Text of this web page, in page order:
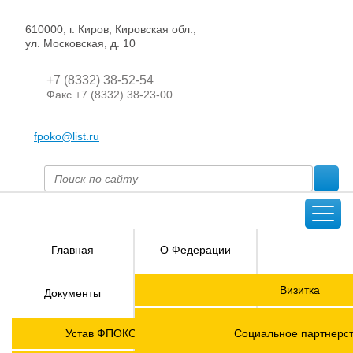
610000, г. Киров, Кировская обл.,
ул. Московская, д. 10
+7 (8332) 38-52-54
Факс +7 (8332) 38-23-00
fpoko@list.ru
Главная О Федерации
Визитка
Документы
Устав ФПОКО с изменениями от 2026 года
Социальное
Членские